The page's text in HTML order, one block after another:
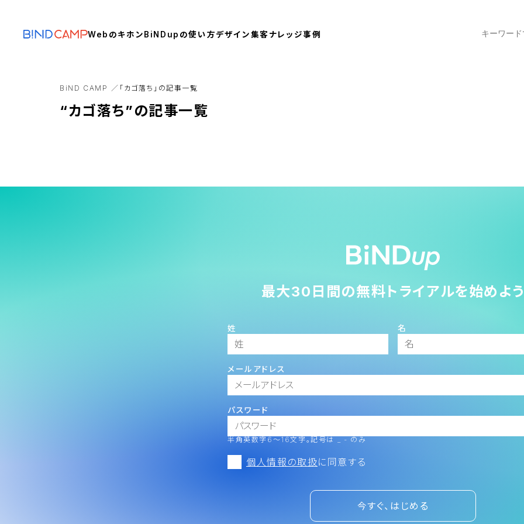
Webのキホン BiNDupの使い方デザイン集客ナレッジ事例
BiND CAMP 「カゴ落ち」の記事一覧
“カゴ落ち”の記事一覧
最大30日間の無料トライアルを始めよ
姓 名
メールアドレス
パスワード
半角英数字6～16文字。記号は _ - のみ
個人情報の取扱に同意する
今すぐ、はじめる